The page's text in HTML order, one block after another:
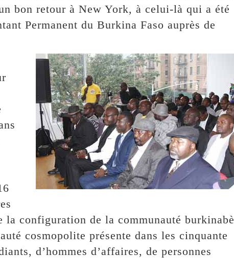
bon retour à New York, à celui-là qui a été
Permanent du Burkina Faso auprès de
la configuration de la communauté burkinabè
cosmopolite présente dans les cinquante
d’hommes d’affaires, de personnes